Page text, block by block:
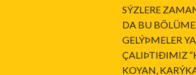
SÝZLERE
DA BU
GELÝÞMELER
ÇALIÞTIÐIMIZ
KOYAN,